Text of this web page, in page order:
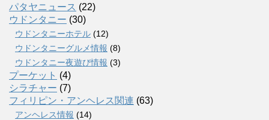
パタヤニュース (22)
ウドンタニー (30)
ウドンタニーホテル (12)
ウドンタニーグルメ情報 (8)
ウドンタニー夜遊び情報 (3)
プーケット (4)
シラチャー (7)
フィリピン・アンヘレス関連 (63)
アンヘレス情報 (14)